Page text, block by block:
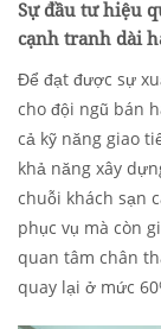
Sự đầu tư hiệu
cạnh tranh dài
Để đạt được sự
cho đội ngũ bán
cả kỹ năng giao
khả năng xây
chuỗi khách sạn
phục vụ mà còn
quan tâm chân
quay lại ở mức